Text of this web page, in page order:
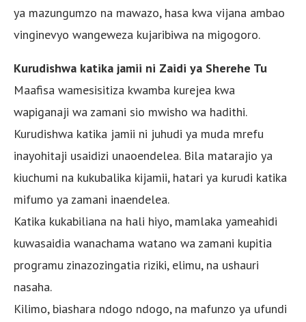
ya mazungumzo na mawazo, hasa kwa vijana ambao
vinginevyo wangeweza kujaribiwa na migogoro.
Kurudishwa katika jamii ni Zaidi ya Sherehe Tu
Maafisa wamesisitiza kwamba kurejea kwa
wapiganaji wa zamani sio mwisho wa hadithi.
Kurudishwa katika jamii ni juhudi ya muda mrefu
inayohitaji usaidizi unaoendelea. Bila matarajio ya
kiuchumi na kukubalika kijamii, hatari ya kurudi katika
mifumo ya zamani inaendelea.
Katika kukabiliana na hali hiyo, mamlaka yameahidi
kuwasaidia wanachama watano wa zamani kupitia
programu zinazozingatia riziki, elimu, na ushauri
nasaha.
Kilimo, biashara ndogo ndogo, na mafunzo ya ufundi